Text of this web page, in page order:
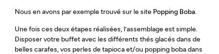
Nous en avons par exemple trouvé sur le site Popping Boba.
Une fois ces deux étapes réalisées, l’assemblage est simple.
Disposer votre buffet avec les différents thés glacés dans de
belles carafes, vos perles de tapioca et/ou popping boba dans